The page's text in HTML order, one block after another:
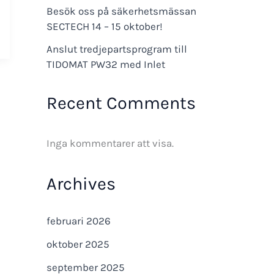
Besök oss på säkerhetsmässan
SECTECH 14 – 15 oktober!
Anslut tredjepartsprogram till
TIDOMAT PW32 med Inlet
Recent Comments
Inga kommentarer att visa.
Archives
februari 2026
oktober 2025
september 2025